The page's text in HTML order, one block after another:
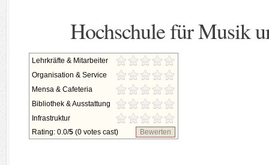
Hochschule für Musik
Lehrkräfte & Mitarbeiter
Organisation & Service
Mensa & Cafeteria
Bibliothek & Ausstattung
Infrastruktur
Rating: 0.0/5 (0 votes cast) Bewerten